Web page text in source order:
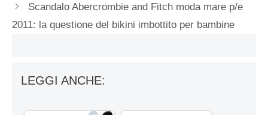
Scandalo Abercrombie and Fitch moda mare p/e
2011: la questione del bikini imbottito per bambine
LEGGI ANCHE: